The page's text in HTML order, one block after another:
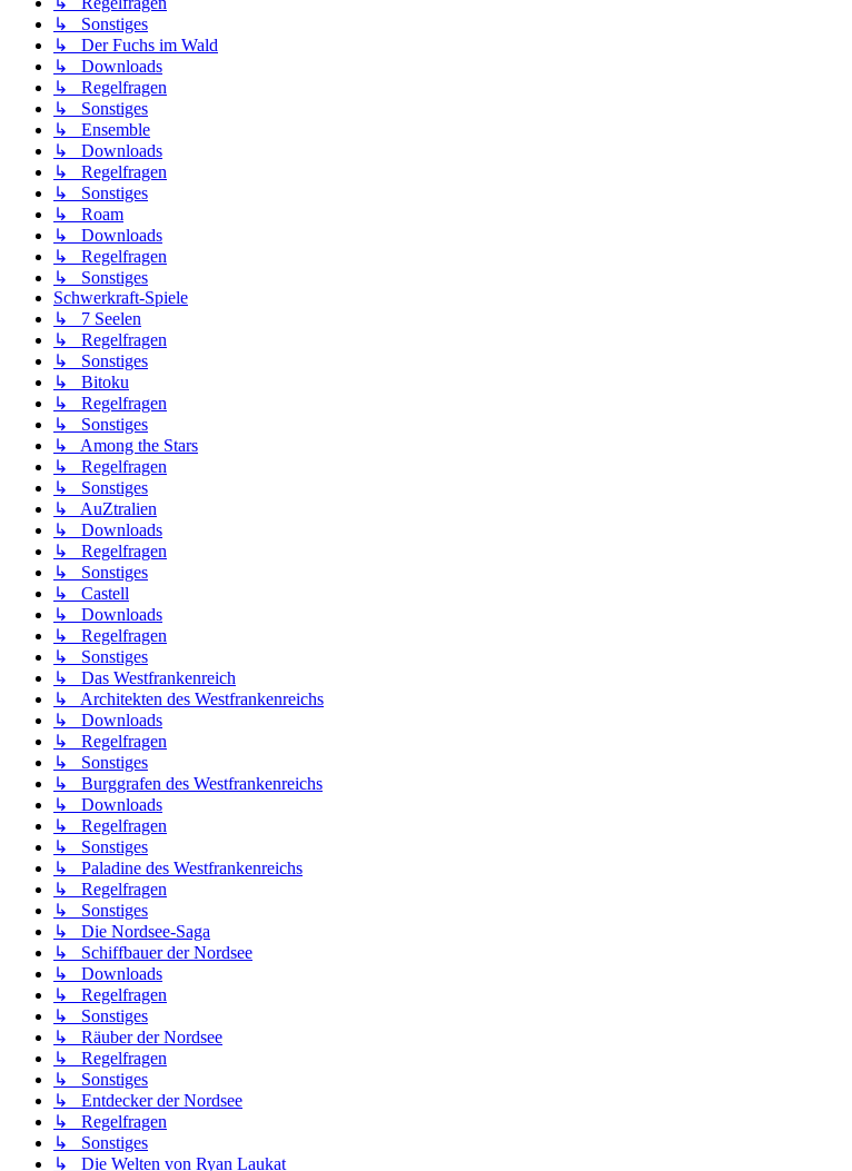
↳ Sonstiges
↳ Der Fuchs im Wald
↳ Downloads
↳ Regelfragen
↳ Sonstiges
↳ Ensemble
↳ Downloads
↳ Regelfragen
↳ Sonstiges
↳ Roam
↳ Downloads
↳ Regelfragen
↳ Sonstiges
Schwerkraft-Spiele
↳ 7 Seelen
↳ Regelfragen
↳ Sonstiges
↳ Bitoku
↳ Regelfragen
↳ Sonstiges
↳ Among the Stars
↳ Regelfragen
↳ Sonstiges
↳ AuZtralien
↳ Downloads
↳ Regelfragen
↳ Sonstiges
↳ Castell
↳ Downloads
↳ Regelfragen
↳ Sonstiges
↳ Das Westfrankenreich
↳ Architekten des Westfrankenreichs
↳ Downloads
↳ Regelfragen
↳ Sonstiges
↳ Burggrafen des Westfrankenreichs
↳ Downloads
↳ Regelfragen
↳ Sonstiges
↳ Paladine des Westfrankenreichs
↳ Regelfragen
↳ Sonstiges
↳ Die Nordsee-Saga
↳ Schiffbauer der Nordsee
↳ Downloads
↳ Regelfragen
↳ Sonstiges
↳ Räuber der Nordsee
↳ Regelfragen
↳ Sonstiges
↳ Entdecker der Nordsee
↳ Regelfragen
↳ Sonstiges
↳ Die Welten von Ryan Laukat